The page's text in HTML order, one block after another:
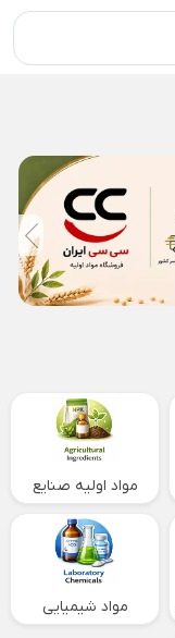
مواد اولیه صنایع
کشاورزی
مواد شیمیایی